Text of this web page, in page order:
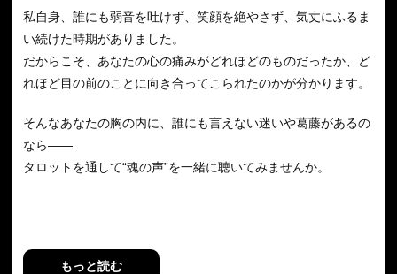
私自身、誰にも弱音を吐けず、笑顔を絶やさず、気丈にふるま
い続けた時期がありました。
だからこそ、あなたの心の痛みがどれほどのものだったか、ど
れほど目の前のことに向き合ってこられたのかが分かります。
そんなあなたの胸の内に、誰にも言えない迷いや葛藤があるの
なら――
タロットを通して“魂の声”を一緒に聴いてみませんか。
魂がときめく選択へと導いてくれます。
もっと読む